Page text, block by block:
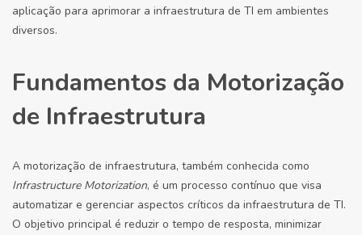
aplicação para aprimorar a infraestrutura de TI em ambientes
diversos.
Fundamentos da Motorização
de Infraestrutura
A motorização de infraestrutura, também conhecida como
Infrastructure Motorization, é um processo contínuo que visa
automatizar e gerenciar aspectos críticos da infraestrutura de TI.
O objetivo principal é reduzir o tempo de resposta, minimizar